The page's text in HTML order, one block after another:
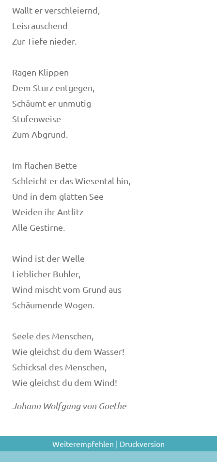
Wallt er verschleiernd,
Leisrauschend
Zur Tiefe nieder.
Ragen Klippen
Dem Sturz entgegen,
Schäumt er unmutig
Stufenweise
Zum Abgrund.
Im flachen Bette
Schleicht er das Wiesental hin,
Und in dem glatten See
Weiden ihr Antlitz
Alle Gestirne.
Wind ist der Welle
Lieblicher Buhler,
Wind mischt vom Grund aus
Schäumende Wogen.
Seele des Menschen,
Wie gleichst du dem Wasser!
Schicksal des Menschen,
Wie gleichst du dem Wind!
Johann Wolfgang von Goethe
Weiterempfehlen | Druckversion